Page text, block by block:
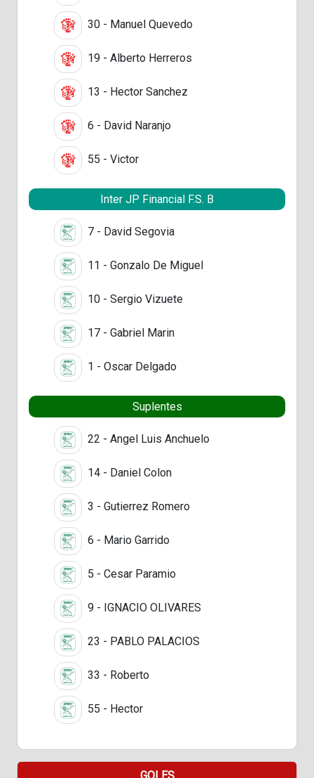
30 - Manuel Quevedo
19 - Alberto Herreros
13 - Hector Sanchez
6 - David Naranjo
55 - Victor
Inter JP Financial F.S. B
7 - David Segovia
11 - Gonzalo De Miguel
10 - Sergio Vizuete
17 - Gabriel Marin
1 - Oscar Delgado
Suplentes
22 - Angel Luis Anchuelo
14 - Daniel Colon
3 - Gutierrez Romero
6 - Mario Garrido
5 - Cesar Paramio
9 - IGNACIO OLIVARES
23 - PABLO PALACIOS
33 - Roberto
55 - Hector